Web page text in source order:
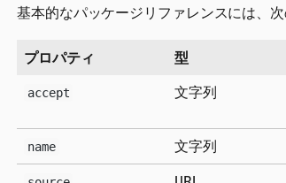
基本的なパッケージリファレンスには、
プロパティ 型
accept 文字列
name 文字列